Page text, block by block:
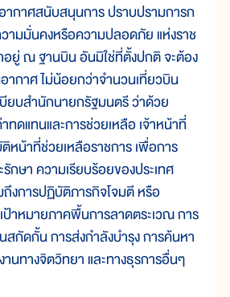
กาศสนับสนุนการ ปราบปรามการก
ามมั่นคงหรือความปลอดภัย แห่งราช
อยู่ ณ ฐานบิน อันมิใช่ที่ตั้งปกติ จะต้อง
ากาศ ไม่น้อยกว่าจำนวนเที่ยวบิน
ยบสำนักนายกรัฐมนตรี ว่าด้วย
ทดแทนและการช่วยเหลือ เจ้าหน้าที่
หน้าที่ช่วยเหลือราชการ เพื่อการ
กษา ความเรียบร้อยของประเทศ
การปฏิบัติภารกิจโจมตี หรือ
าหมายภาคพื้นการลาดตระเวณ การ
กัดกั้น การส่งกำลังบำรุง การค้นหา
นทางจิตวิทยา และทางธุรการอื่นๆ